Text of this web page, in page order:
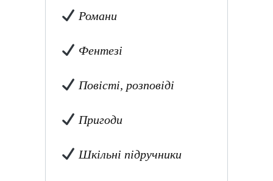
Романи
Фентезі
Повісті, розповіді
Пригоди
Шкільні підручники